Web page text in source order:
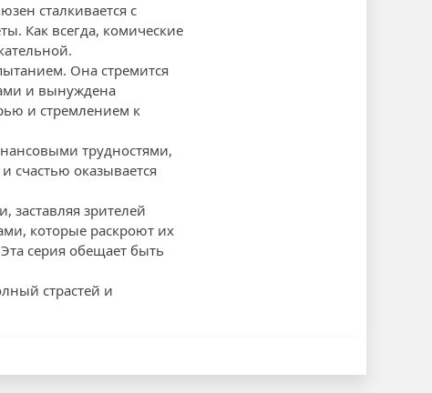
сталкивается с
Как всегда, комические
Она стремится
и вынуждена
и стремлением к
трудностями,
счастью оказывается
зрителей
которые раскроют их
серия обещает быть
страстей и